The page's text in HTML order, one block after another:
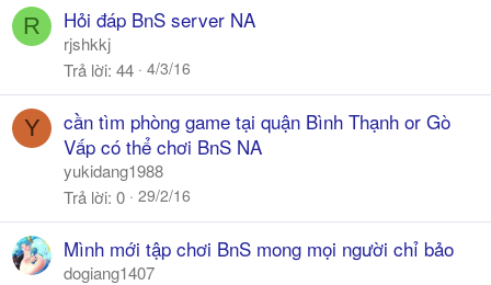
R Hỏi đáp BnS server NA
rjshkkj
Trả lời 44 4/3/16
Y
cần tìm phòng game tại quận Bình Thạnh or Gò
Vấp có thể chơi BnS NA
yukidang1988
Trả lời 0 29/2/16
Mình mới tập chơi BnS mong mọi người chỉ bảo
dogiang1407